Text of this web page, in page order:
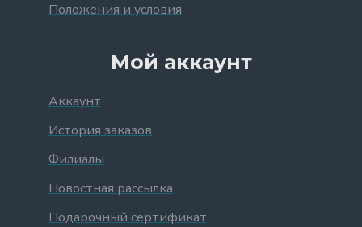
Положения и условия
Мой аккаунт
Аккаунт
История заказов
Филиалы
Новостная рассылка
Подарочный сертификат